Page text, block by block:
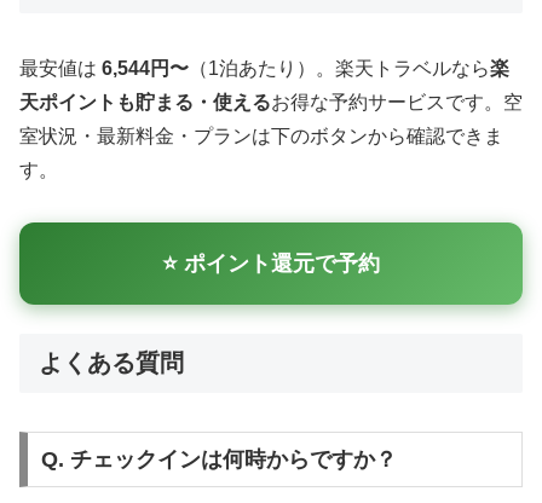
最安値は 6,544円〜 （1泊あたり）。楽天トラベルなら楽
天ポイントも貯まる・使えるお得な予約サービスです。空
室状況・最新料金・プランは下のボタンから確認できま
す。
⭐ ポイント還元で予約
よくある質問
Q. チェックインは何時からですか？